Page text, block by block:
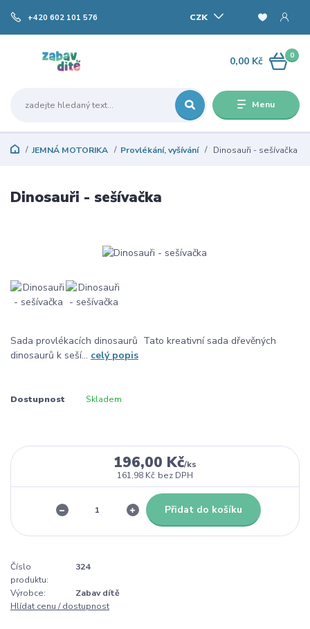
Menu
CZK
+420 602 101 576
0
0,00 Kč
JEMNÁ MOTORIKA Provlékání, vyšívání Dinosauři - sešívačka
Dinosauři - sešívačka
Sada provlékacích dinosaurů Tato kreativní sada dřevěných
dinosaurů k seší... celý popis
Dostupnost Skladem
196,00 Kč/ks
161,98 Kč bez DPH
Přidat do košíku
Číslo
produktu:
324
Výrobce:
Zabav dítě
Hlídat cenu / dostupnost